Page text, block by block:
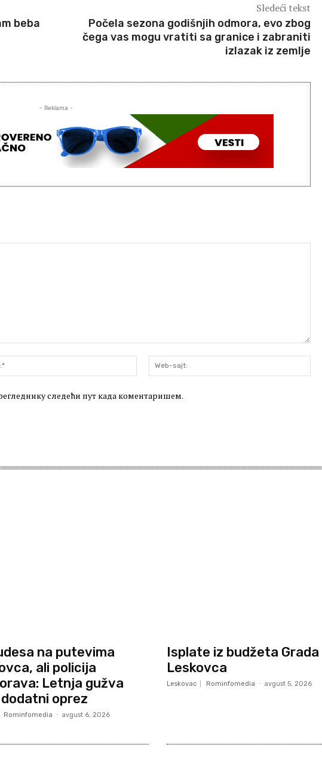
beba
Sledeći tekst
Počela sezona godišnjih odmora, evo zbog
čega vas mogu vratiti sa granice i zabraniti
izlazak iz zemlje
- Reklama -
Email:*
sajt:
следећи пут када коментаришем.
na putevima
ali policija
Letnja gužva
oprez
Rominfomedia - avgust 6, 2026
Isplate iz budžeta Grada
Leskovca
Leskovac Rominfomedia - avgust 5, 2026